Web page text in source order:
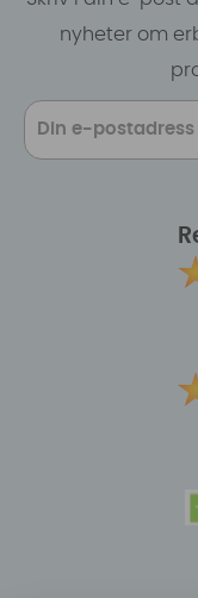
nyheter om